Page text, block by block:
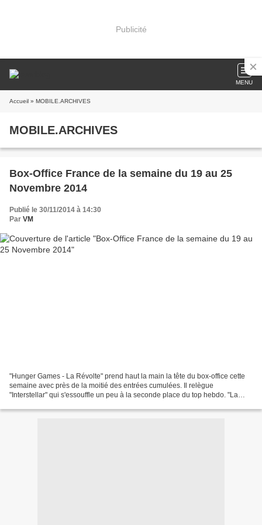
Publicité
MENU
Accueil » MOBILE.ARCHIVES
MOBILE.ARCHIVES
Box-Office France de la semaine du 19 au 25
Novembre 2014
Publié le 30/11/2014 à 14:30
Par VM
"Hunger Games - La Révolte" prend haut la main la tête du box-office cette
semaine avec près de la moitié des entrées cumulées. Il relègue
"Interstellar" qui s'essouffle un peu à la seconde place du top hebdo. "La